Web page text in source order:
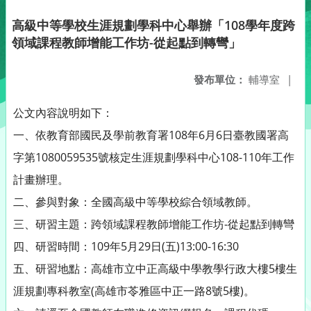
高級中等學校生涯規劃學科中心舉辦「108學年度跨
領域課程教師增能工作坊-從起點到轉彎」
發布單位： 輔導室 |
公文內容說明如下：
一、依教育部國民及學前教育署108年6月6日臺教國署高
字第1080059535號核定生涯規劃學科中心108-110年工作
計畫辦理。
二、參與對象：全國高級中等學校綜合領域教師。
三、研習主題：跨領域課程教師增能工作坊-從起點到轉彎
四、研習時間：109年5月29日(五)13:00-16:30
五、研習地點：高雄市立中正高級中學教學行政大樓5樓生
涯規劃專科教室(高雄市苓雅區中正一路8號5樓)。